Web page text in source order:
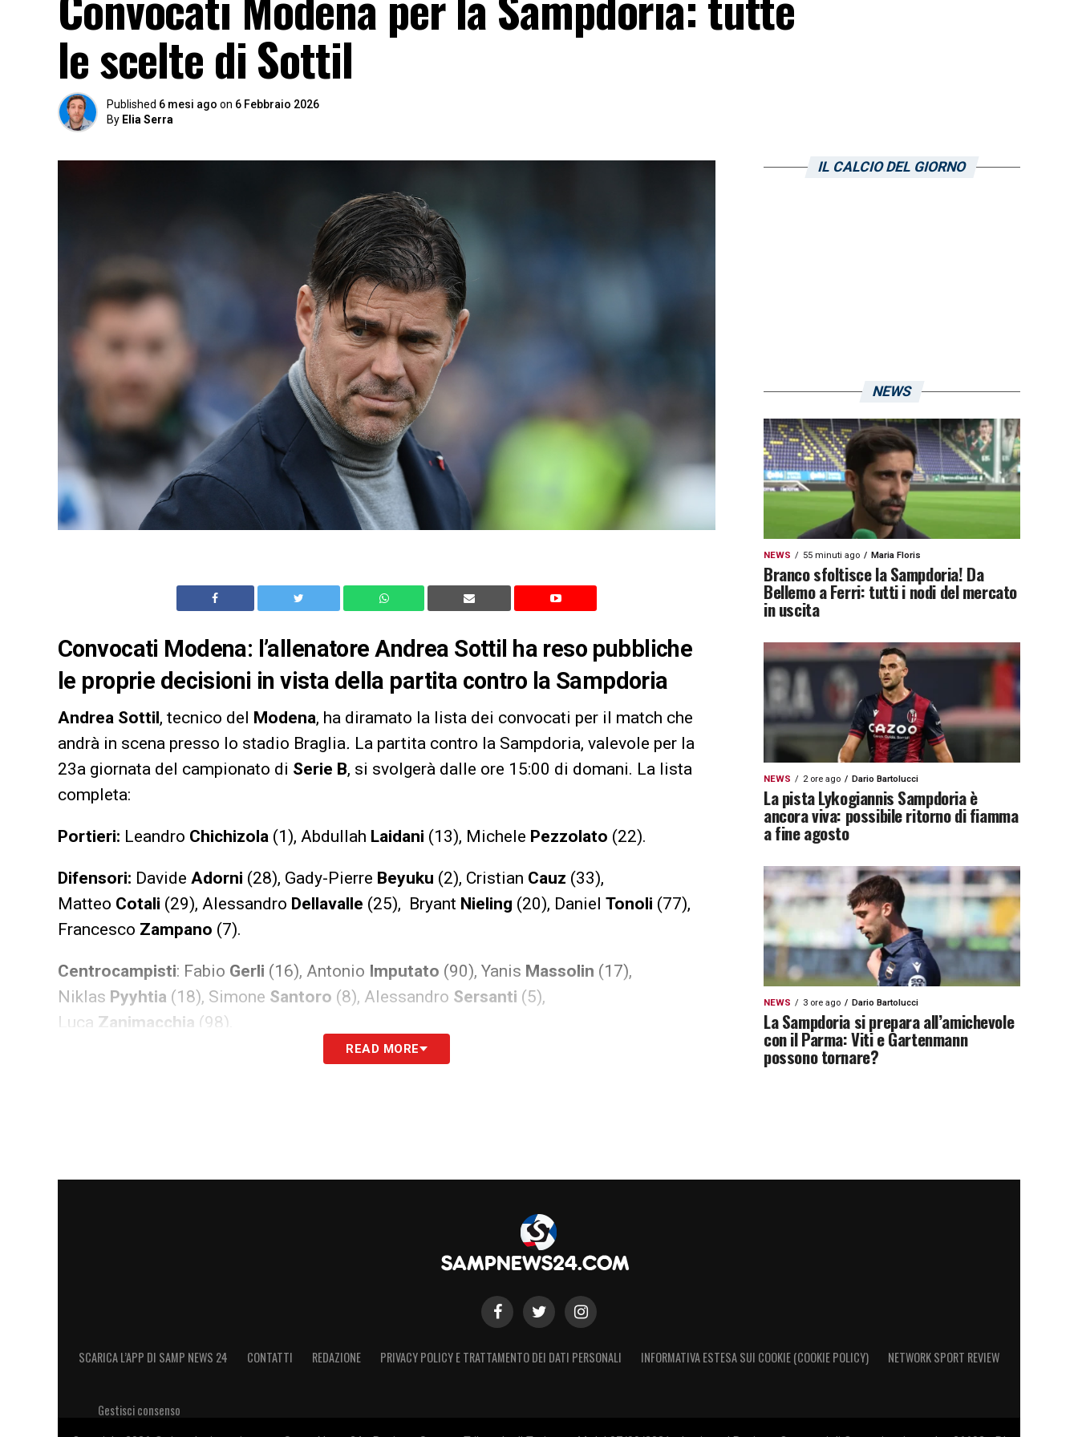
le scelte di Sottil
Published 6 mesi ago on 6 Febbraio 2026
By Elia Serra
Convocati Modena: l’allenatore Andrea Sottil ha reso pubbliche
le proprie decisioni in vista della partita contro la Sampdoria
Andrea Sottil, tecnico del Modena, ha diramato la lista dei convocati per il match che
andrà in scena presso lo stadio Braglia. La partita contro la Sampdoria, valevole per la
23a giornata del campionato di Serie B, si svolgerà dalle ore 15:00 di domani. La lista
completa:
Portieri: Leandro Chichizola (1), Abdullah Laidani (13), Michele Pezzolato (22).
Difensori: Davide Adorni (28), Gady-Pierre Beyuku (2), Cristian Cauz (33),
Matteo Cotali (29), Alessandro Dellavalle (25), Bryant Nieling (20), Daniel Tonoli (77),
Francesco Zampano (7).
Centrocampisti: Fabio Gerli (16), Antonio Imputato (90), Yanis Massolin (17),
Niklas Pyyhtia (18), Simone Santoro (8), Alessandro Sersanti (5),
Luca Zanimacchia (98).
(10), GregoireDefrel
READ MORE
IL CALCIO DEL GIORNO
NEWS
NEWS 55 minuti ago Maria Floris
Branco sfoltisce la Sampdoria! Da
Bellemo a Ferri: tutti i nodi del mercato
in uscita
NEWS 2 ore ago Dario Bartolucci
La pista Lykogiannis Sampdoria è
ancora viva: possibile ritorno di fiamma
a fine agosto
NEWS 3 ore ago Dario Bartolucci
La Sampdoria si prepara all’amichevole
con il Parma: Viti e Gartenmann
possono tornare?
SCARICA L’APP DI SAMP NEWS 24 CONTATTI REDAZIONE PRIVACY POLICY E TRATTAMENTO DEI DATI PERSONALI INFORMATIVA ESTESA SUI COOKIE (COOKIE POLICY) NETWORK SPORT REVIEW
Gestisci consenso